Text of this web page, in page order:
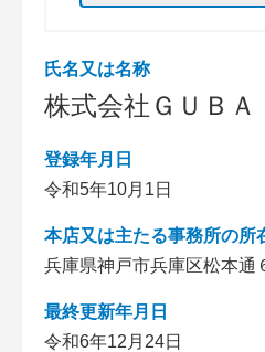
氏名又は名称
株式会社ＧＵＢＡ
登録年月日
令和5年10月1日
本店又は主たる事務所の所
兵庫県神戸市兵庫区松本通
最終更新年月日
令和6年12月24日